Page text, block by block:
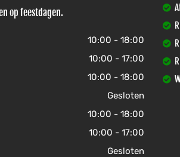
op feestdagen.
10:00 - 18:00
10:00 - 17:00
10:00 - 18:00
Gesloten
10:00 - 18:00
10:00 - 17:00
Gesloten